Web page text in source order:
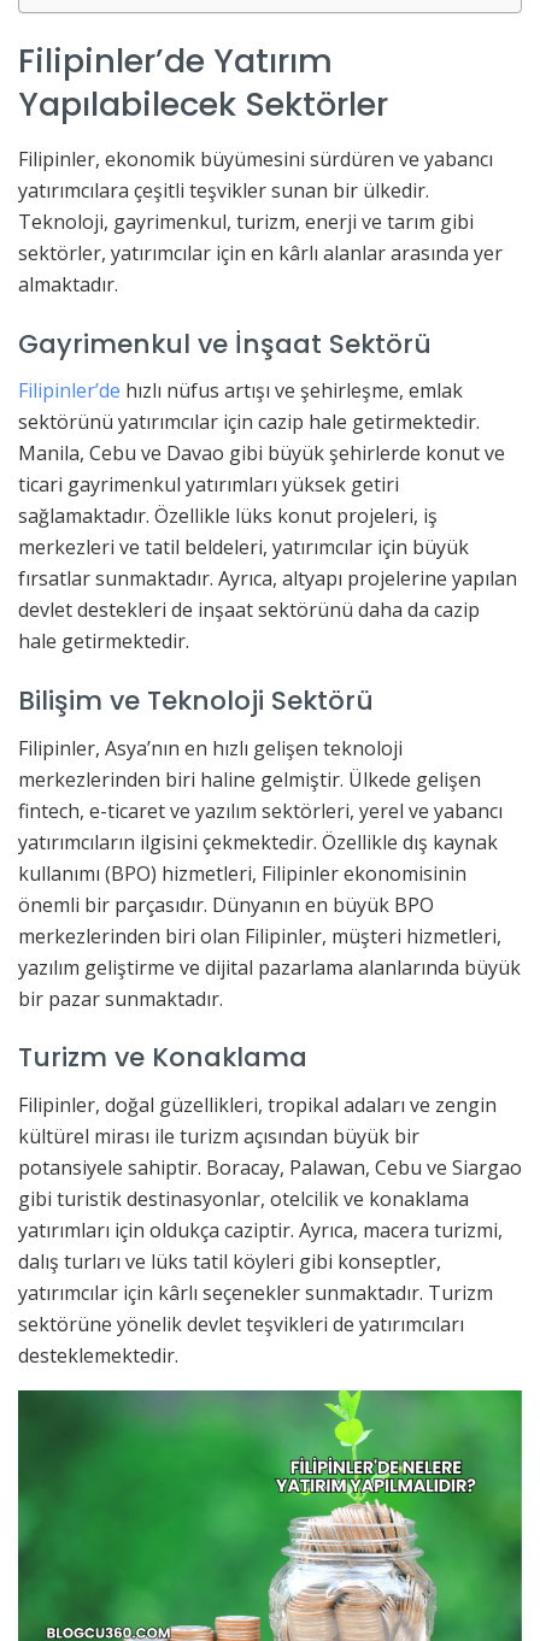
Filipinler’de Yatırım
Yapılabilecek Sektörler
Filipinler, ekonomik büyümesini sürdüren ve yabancı
yatırımcılara çeşitli teşvikler sunan bir ülkedir.
Teknoloji, gayrimenkul, turizm, enerji ve tarım gibi
sektörler, yatırımcılar için en kârlı alanlar arasında yer
almaktadır.
Gayrimenkul ve İnşaat Sektörü
Filipinler’de hızlı nüfus artışı ve şehirleşme, emlak
sektörünü yatırımcılar için cazip hale getirmektedir.
Manila, Cebu ve Davao gibi büyük şehirlerde konut ve
ticari gayrimenkul yatırımları yüksek getiri
sağlamaktadır. Özellikle lüks konut projeleri, iş
merkezleri ve tatil beldeleri, yatırımcılar için büyük
fırsatlar sunmaktadır. Ayrıca, altyapı projelerine yapılan
devlet destekleri de inşaat sektörünü daha da cazip
hale getirmektedir.
Bilişim ve Teknoloji Sektörü
Filipinler, Asya’nın en hızlı gelişen teknoloji
merkezlerinden biri haline gelmiştir. Ülkede gelişen
fintech, e-ticaret ve yazılım sektörleri, yerel ve yabancı
yatırımcıların ilgisini çekmektedir. Özellikle dış kaynak
kullanımı (BPO) hizmetleri, Filipinler ekonomisinin
önemli bir parçasıdır. Dünyanın en büyük BPO
merkezlerinden biri olan Filipinler, müşteri hizmetleri,
yazılım geliştirme ve dijital pazarlama alanlarında büyük
bir pazar sunmaktadır.
Turizm ve Konaklama
Filipinler, doğal güzellikleri, tropikal adaları ve zengin
kültürel mirası ile turizm açısından büyük bir
potansiyele sahiptir. Boracay, Palawan, Cebu ve Siargao
gibi turistik destinasyonlar, otelcilik ve konaklama
yatırımları için oldukça caziptir. Ayrıca, macera turizmi,
dalış turları ve lüks tatil köyleri gibi konseptler,
yatırımcılar için kârlı seçenekler sunmaktadır. Turizm
sektörüne yönelik devlet teşvikleri de yatırımcıları
desteklemektedir.